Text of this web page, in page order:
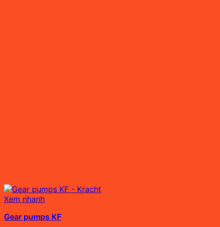
Xem nhanh
Gear pumps KF